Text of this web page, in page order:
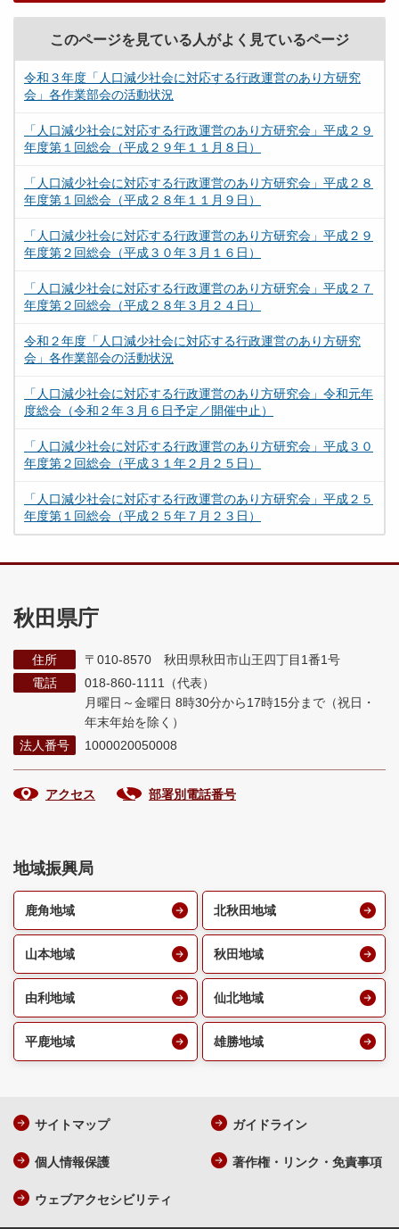
このページを見ている人がよく見ているページ
令和３年度「人口減少社会に対応する行政運営のあり方研究
会」各作業部会の活動状況
「人口減少社会に対応する行政運営のあり方研究会」平成２９
年度第１回総会（平成２９年１１月８日）
「人口減少社会に対応する行政運営のあり方研究会」平成２８
年度第１回総会（平成２８年１１月９日）
「人口減少社会に対応する行政運営のあり方研究会」平成２９
年度第２回総会（平成３０年３月１６日）
「人口減少社会に対応する行政運営のあり方研究会」平成２７
年度第２回総会（平成２８年３月２４日）
令和２年度「人口減少社会に対応する行政運営のあり方研究
会」各作業部会の活動状況
「人口減少社会に対応する行政運営のあり方研究会」令和元年
度総会（令和２年３月６日予定／開催中止）
「人口減少社会に対応する行政運営のあり方研究会」平成３０
年度第２回総会（平成３１年２月２５日）
「人口減少社会に対応する行政運営のあり方研究会」平成２５
年度第１回総会（平成２５年７月２３日）
秋田県庁
住所
〒010-8570 秋田県秋田市山王四丁目1番1号
電話
018-860-1111（代表）
月曜日～金曜日 8時30分から17時15分まで （祝日・
年末年始を除く）
法人番号
1000020050008
アクセス 部署別電話番号
地域振興局
鹿角地域 北秋田地域
山本地域 秋田地域
由利地域 仙北地域
平鹿地域 雄勝地域
サイトマップ ガイドライン
個人情報保護 著作権・リンク・免責事項
ウェブアクセシビリティ